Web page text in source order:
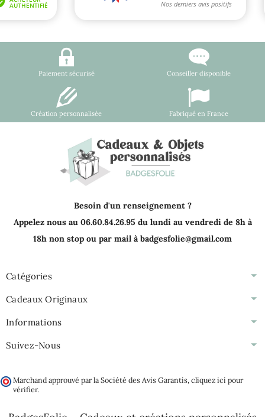
Paiement sécurisé Conseiller disponible
Création personnalisée Fabriqué en France
Besoin d'un renseignement ?
Appelez nous au 06.60.84.26.95 du lundi au vendredi de 8h à
18h non stop ou par mail à badgesfolie@gmail.com
Catégories
Cadeaux Originaux
Informations
Suivez-Nous
Marchand approuvé par la Société des Avis Garantis, cliquez ici pour
vérifier.